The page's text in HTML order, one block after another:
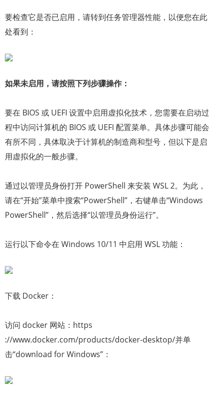
要检查它是否已启用，请转到任务管理器性能，以便您在此
处看到：
如果未启用，请按照下列步骤操作：
要在 BIOS 或 UEFI 设置中启用虚拟化技术，您需要在启动过
程中访问计算机的 BIOS 或 UEFI 配置菜单。具体步骤可能会
有所不同，具体取决于计算机的制造商和型号，但以下是启
用虚拟化的一般步骤。
通过以管理员身份打开 PowerShell 来安装 WSL 2。为此，
请在“开始”菜单中搜索“PowerShell”，右键单击“Windows
PowerShell”，然后选择“以管理员身份运行”。
运行以下命令在 Windows 10/11 中启用 WSL 功能：
下载 Docker：
访问 docker 网站：https
://www.docker.com/products/docker-desktop/并单
击“download for Windows”：